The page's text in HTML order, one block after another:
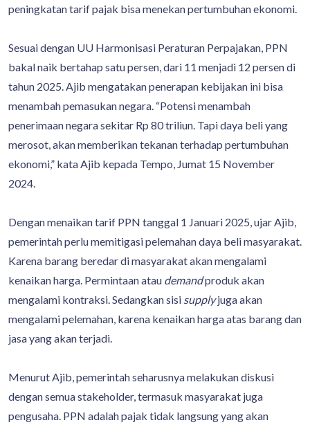
peningkatan tarif pajak bisa menekan pertumbuhan ekonomi.
Sesuai dengan UU Harmonisasi Peraturan Perpajakan, PPN
bakal naik bertahap satu persen, dari 11 menjadi 12 persen di
tahun 2025. Ajib mengatakan penerapan kebijakan ini bisa
menambah pemasukan negara. “Potensi menambah
penerimaan negara sekitar Rp 80 triliun. Tapi daya beli yang
merosot, akan memberikan tekanan terhadap pertumbuhan
ekonomi,” kata Ajib kepada Tempo, Jumat 15 November
2024.
Dengan menaikan tarif PPN tanggal 1 Januari 2025, ujar Ajib,
pemerintah perlu memitigasi pelemahan daya beli masyarakat.
Karena barang beredar di masyarakat akan mengalami
kenaikan harga. Permintaan atau demandproduk akan
mengalami kontraksi. Sedangkan sisi supplyjuga akan
mengalami pelemahan, karena kenaikan harga atas barang dan
jasa yang akan terjadi.
Menurut Ajib, pemerintah seharusnya melakukan diskusi
dengan semua stakeholder, termasuk masyarakat juga
pengusaha. PPN adalah pajak tidak langsung yang akan